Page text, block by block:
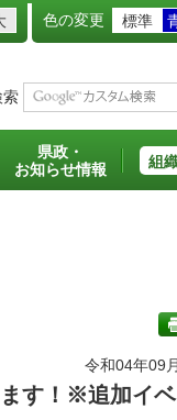
色の変更 標準
索
県政・
お知らせ情報
組
令和04年09
す！※追加イ